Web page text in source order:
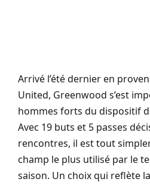
Arrivé l’été dernier en
United, Greenwood s’est
hommes forts du dispositif
Avec 19 buts et 5 passes
rencontres, il est tout
champ le plus utilisé par le
saison. Un choix qui reflète